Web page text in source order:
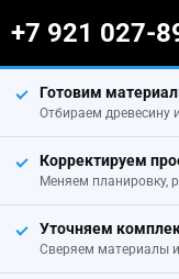
+7 921 027-
Готовим
Отбираем древесину
Корректируем
Меняем планировку,
Уточняем
Сверяем материалы и